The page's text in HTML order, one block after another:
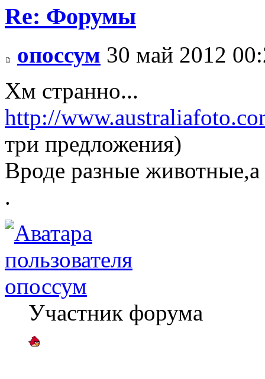
Re: Форумы
опоссум 30 май 2012
Хм странно...
http://
три предложения)
Вроде разные животные,а
.
опоссум
Участник форума